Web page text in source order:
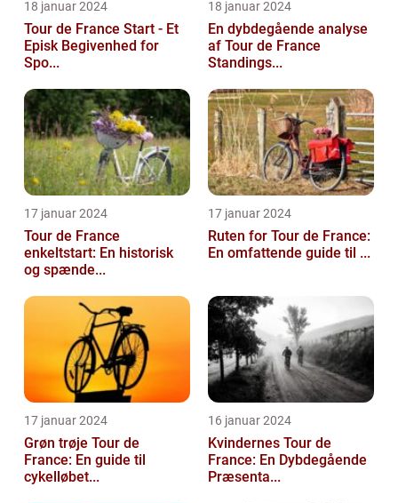
18 januar 2024
Tour de France Start - Et
Episk Begivenhed for
Spo...
18 januar 2024
En dybdegående analyse
af Tour de France
Standings...
17 januar 2024
Tour de France
enkeltstart: En historisk
og spænde...
17 januar 2024
Ruten for Tour de France:
En omfattende guide til ...
17 januar 2024
Grøn trøje Tour de
France: En guide til
cykelløbet...
16 januar 2024
Kvindernes Tour de
France: En Dybdegående
Præsenta...